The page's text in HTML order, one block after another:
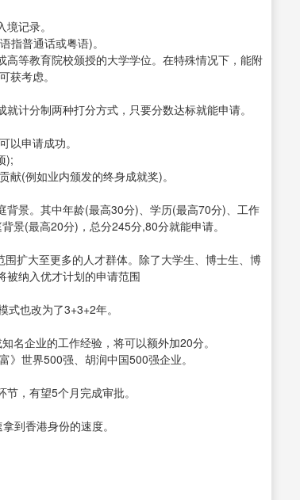
记录。
指普通话或粤语)。
等教育院校颁授的大学学位。在特殊情况下，能附
获考虑。
计分制两种打分方式，只要分数达标就能申请。
以申请成功。
);
(例如业内颁发的终身成就奖)。
景。其中年龄(最高30分)、学历(最高70分)、工作
景(最高20分)，总分245分,80分就能申请。
扩大至更多的人才群体。除了大学生、博士生、博
被纳入优才计划的申请范围
也改为了3+3+2年。
名企业的工作经验，将可以额外加20分。
世界500强、胡润中国500强企业。
，有望5个月完成审批。
到香港身份的速度。